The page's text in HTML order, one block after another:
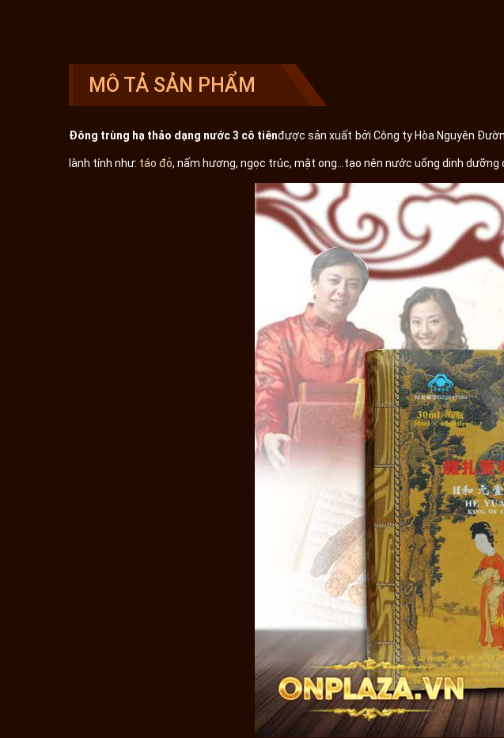
MÔ TẢ SẢN PHẨM
Đông trùng hạ thảo dạng nước 3 cô tiênđược sản xuất bởi Công ty Hòa Nguyên
lành tính như: táo đỏ, nấm hương, ngọc trúc, mật ong…tạo nên nước uống dinh